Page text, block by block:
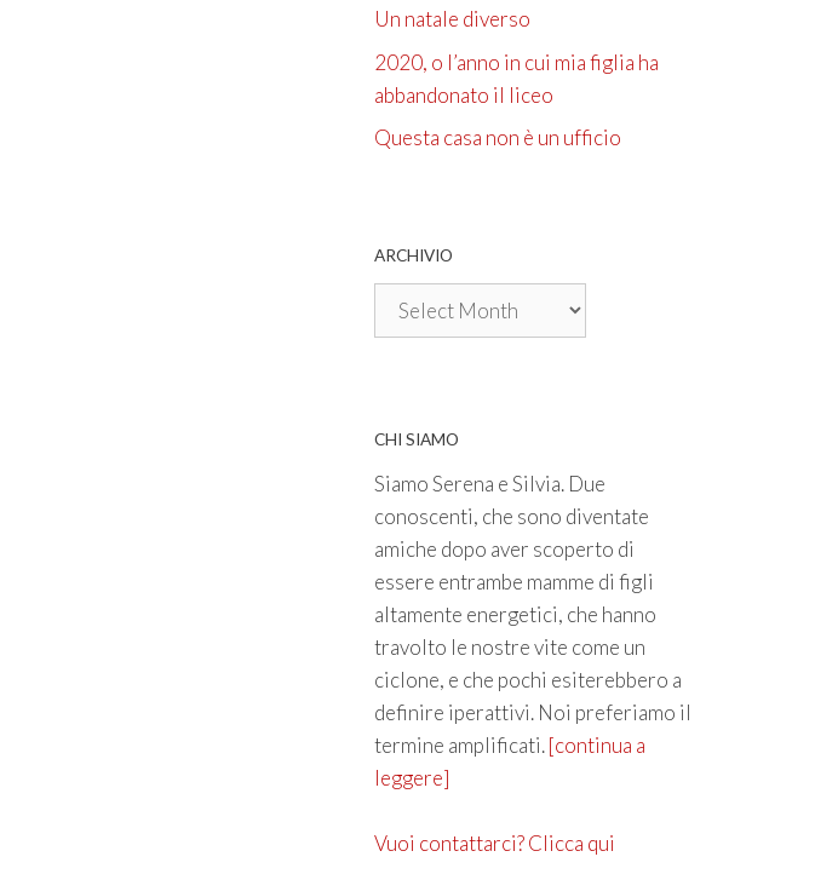
Un natale diverso
2020, o l’anno in cui mia figlia ha
abbandonato il liceo
Questa casa non è un ufficio
ARCHIVIO
Archivio
CHI SIAMO
Siamo Serena e Silvia. Due
conoscenti, che sono diventate
amiche dopo aver scoperto di
essere entrambe mamme di figli
altamente energetici, che hanno
travolto le nostre vite come un
ciclone, e che pochi esiterebbero a
definire iperattivi. Noi preferiamo il
termine amplificati.[continua a
leggere]
Vuoi contattarci? Clicca qui